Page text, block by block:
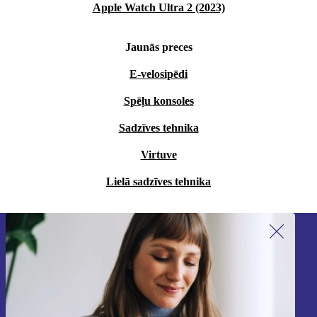
Apple Watch Ultra 2 (2023)
Jaunās preces
E-velosipēdi
Spēļu konsoles
Sadzīves tehnika
Virtuve
Lielā sadzīves tehnika
Piesakieties mūsu jaunumu
saņemšanai!
Nekad vairs nepalaidiet garām nevienu
piedāvājumu.